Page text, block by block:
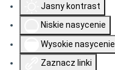
Jasny kontrast
Niskie nasycenie
Wysokie nasycenie
Zaznacz linki